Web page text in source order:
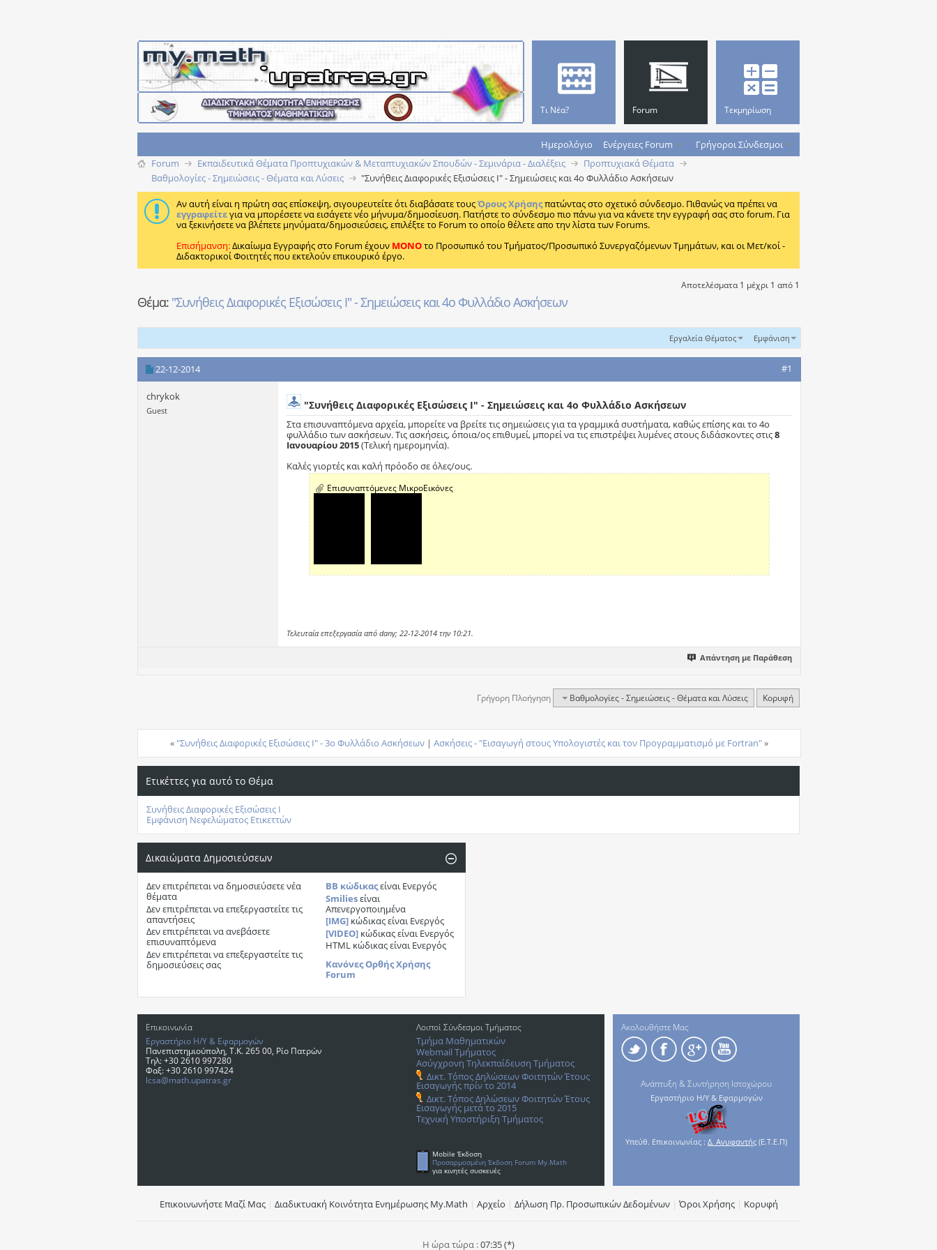
Τι Νέα? Forum
Ημερολόγιο Ενέργειες Forum Γρήγοροι Σύνδεσμοι
Τεκμηρίωση
Forum Εκπαιδευτικά Θέματα Προπτυχιακών & Μεταπτυχιακών Σπουδών - Σεμινάρια - Διαλέξεις
Προπτυχιακά Θέματα
Βαθμολογίες - Σημειώσεις - Θέματα και Λύσεις
"Συνήθεις Διαφορικές Εξισώσεις Ι" - Σημειώσεις και 4ο Φυλλάδιο Ασκήσεων
Αν αυτή είναι η πρώτη σας επίσκεψη, σιγουρευτείτε ότι διαβάσατε τουςΌρους Χρήσηςπατώντας στο σχετικό σύνδεσμο. Πιθανώς να πρέπει να
εγγραφείτεγια να μπορέσετε να εισάγετε νέο μήνυμα/δημοσίευση. Πατήστε το σύνδεσμο πιο πάνω για να κάνετε την εγγραφή σας στο forum. Για
να ξεκινήσετε να βλέπετε μηνύματα/δημοσιεύσεις, επιλέξτε το Forum το οποίο θέλετε απο την λίστα των Forums.
Επισήμανση:Δικαίωμα Εγγραφής στο Forum έχουν MONOτο Προσωπικό του Τμήματος/Προσωπικό Συνεργαζόμενων Τμημάτων, και οι Μετ/κοί -
Διδακτορικοί Φοιτητές που εκτελούν επικουρικό έργο.
Αποτελέσματα 1 μέχρι 1 από 1
Θέμα: "Συνήθεις Διαφορικές Εξισώσεις Ι" - Σημειώσεις και 4ο Φυλλάδιο Ασκήσεων
Εργαλεία Θέματος Εμφάνιση
22-12-2014 #1
chrykok
Guest "Συνήθεις Διαφορικές Εξισώσεις Ι" - Σημειώσεις και 4ο Φυλλάδιο Ασκήσεων
Στα επισυναπτόμενα αρχεία, μπορείτε να βρείτε τις σημειώσεις για τα γραμμικά συστήματα, καθώς επίσης και το 4ο
φυλλάδιο των ασκήσεων. Τις ασκήσεις, όποια/ος επιθυμεί, μπορεί να τις επιστρέψει λυμένες στους διδάσκοντες στις8
Ιανουαρίου 2015(Τελική ημερομηνία).
Καλές γιορτές και καλή πρόοδο σε όλες/ους.
Επισυναπτόμενες ΜικροΕικόνες
Τελευταία επεξεργασία από dany; 22-12-2014 την 10:21.
Απάντηση με Παράθεση
Γρήγορη Πλοήγηση Βαθμολογίες - Σημειώσεις - Θέματα και Λύσεις Κορυφή
« "Συνήθεις Διαφορικές Εξισώσεις Ι" - 3ο Φυλλάδιο Ασκήσεων | Ασκήσεις - "Εισαγωγή στους Υπολογιστές και τον Προγραμματισμό με Fortran"»
Ετικέττες για αυτό το Θέμα
Συνήθεις Διαφορικές Εξισώσεις Ι
Εμφάνιση Νεφελώματος Ετικεττών
Δικαιώματα Δημοσιεύσεων
Δεν επιτρέπεταινα δημοσιεύσετε νέα
θέματα
Δεν επιτρέπεταινα επεξεργαστείτε τις
απαντήσεις
Δεν επιτρέπεταινα ανεβάσετε
επισυναπτόμενα
Δεν επιτρέπεται να επεξεργαστείτε τις
δημοσιεύσεις σας
BB κώδικαςείναιΕνεργός
Smiliesείναι
Απενεργοποιημένα
[IMG]κώδικας είναιΕνεργός
[VIDEO]κώδικας είναι Ενεργός
HTML κώδικας είναιΕνεργός
Κανόνες Ορθής Χρήσης
Forum
Επικοινωνία
Εργαστήριο Η/Υ & Εφαρμογών
Πανεπιστημιούπολη, T.K. 265 00, Ρίο Πατρών
Τηλ: +30 2610 997280
Φαξ: +30 2610 997424
lcsa@math.upatras.gr
Λοιποί Σύνδεσμοι Τμήματος
Τμήμα Μαθηματικών
Webmail Τμήματος
Ασύγχρονη Τηλεκπαίδευση Τμήματος
Δικτ. Τόπος Δηλώσεων Φοιτητών Έτους
Εισαγωγής πρίν το 2014
Δικτ. Τόπος Δηλώσεων Φοιτητών Έτους
Εισαγωγής μετά το 2015
Τεχνική Υποστήριξη Τμήματος
Mobile Έκδοση
Προσαρμοσμένη Έκδοση Forum My.Math
για κινητές συσκευές
Ακολουθήστε Μας
Ανάπτυξη & Συντήρηση Ιστοχώρου
Εργαστήριο Η/Υ & Εφαρμογών
Υπεύθ. Επικοινωνίας : Δ. Ανυφαντής (Ε.Τ.Ε.Π)
Επικοινωνήστε Μαζί Μας| Διαδικτυακή Κοινότητα Ενημέρωσης Μy.Math | Αρχείο | Δήλωση Πρ. Προσωπικών Δεδομένων| Όροι Χρήσης| Κορυφή
Η ώρα τώρα :07:35 (*)